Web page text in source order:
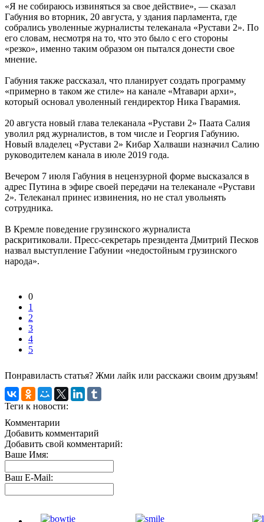
«Я не собираюсь извиняться за свое действие», — сказал
Габуния во вторник, 20 августа, у здания парламента, где
собрались уволенные журналисты телеканала «Рустави 2». По
его словам, несмотря на то, что это было с его стороны
«резко», именно таким образом он пытался донести свое
мнение.
Габуния также рассказал, что планирует создать программу
«примерно в таком же стиле» на канале «Мтавари архи»,
который основал уволенный гендиректор Ника Гварамия.
20 августа новый глава телеканала «Рустави 2» Паата Салия
уволил ряд журналистов, в том числе и Георгия Габунию.
Новый владелец «Рустави 2» Кибар Халваши назначил Салию
руководителем канала в июле 2019 года.
Вечером 7 июля Габуния в нецензурной форме высказался в
адрес Путина в эфире своей передачи на телеканале «Рустави
2». Телеканал принес извинения, но не стал увольнять
сотрудника.
В Кремле поведение грузинского журналиста
раскритиковали. Пресс-секретарь президента Дмитрий Песков
назвал выступление Габунии «недостойным грузинского
народа».
0
1
2
3
4
5
Понравиласть статья? Жми лайк или расскажи своим друзьям!
Теги к новости:
Комментарии
Добавить комментарий
Добавить свой комментарий:
Ваше Имя:
Ваш E-Mail: